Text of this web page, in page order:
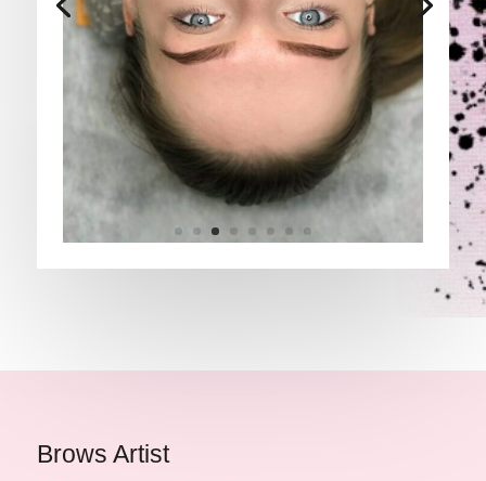
Brows Artist